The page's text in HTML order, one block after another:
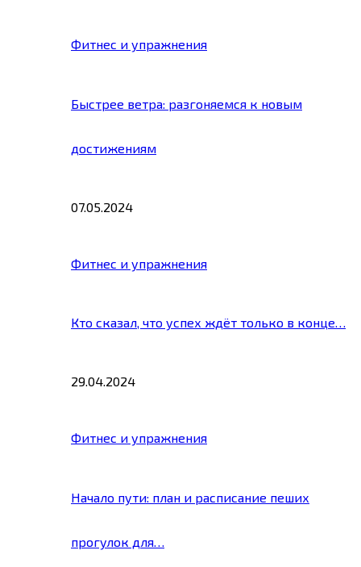
Фитнес и упражнения
Быстрее ветра: разгоняемся к новым
достижениям
07.05.2024
Фитнес и упражнения
Кто сказал, что успех ждёт только в конце…
29.04.2024
Фитнес и упражнения
Начало пути: план и расписание пеших
прогулок для…